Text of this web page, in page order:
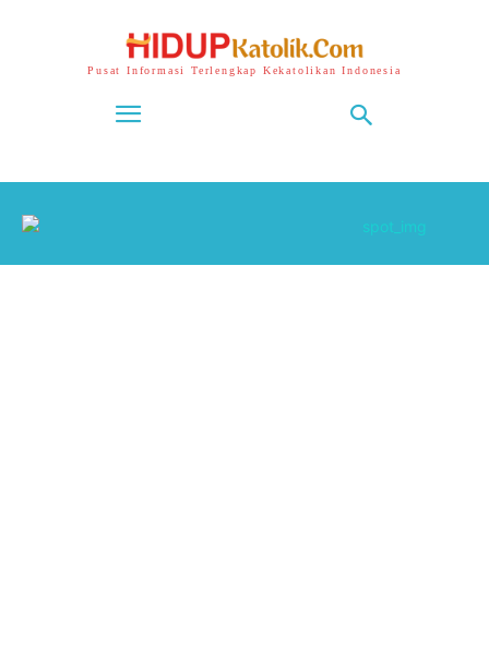
Pusat Informasi Terlengkap Kekatolikan Indonesia